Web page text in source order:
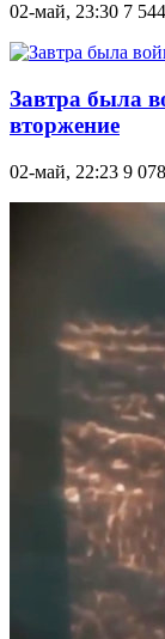
02-май, 23:30 7 544
Завтра была
вторжение
02-май, 22:23 9 078